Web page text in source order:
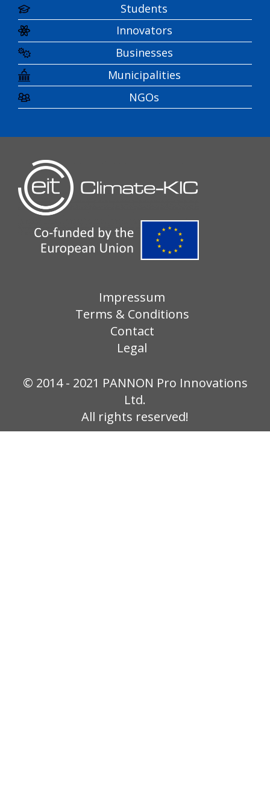
Students
Innovators
Businesses
Municipalities
NGOs
Impressum
Terms & Conditions
Contact
Legal
© 2014 - 2021 PANNON Pro Innovations
Ltd.
All rights reserved!